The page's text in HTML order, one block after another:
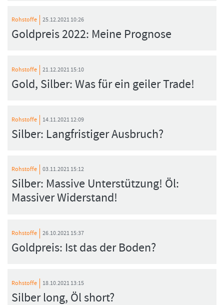
Rohstoffe 25.12.2021 10:26
Goldpreis 2022: Meine Prognose
Rohstoffe 21.12.2021 15:10
Gold, Silber: Was für ein geiler Trade!
Rohstoffe 14.11.2021 12:09
Silber: Langfristiger Ausbruch?
Rohstoffe 03.11.2021 15:12
Silber: Massive Unterstützung! Öl:
Massiver Widerstand!
Rohstoffe 26.10.2021 15:37
Goldpreis: Ist das der Boden?
Rohstoffe 18.10.2021 13:15
Silber long, Öl short?